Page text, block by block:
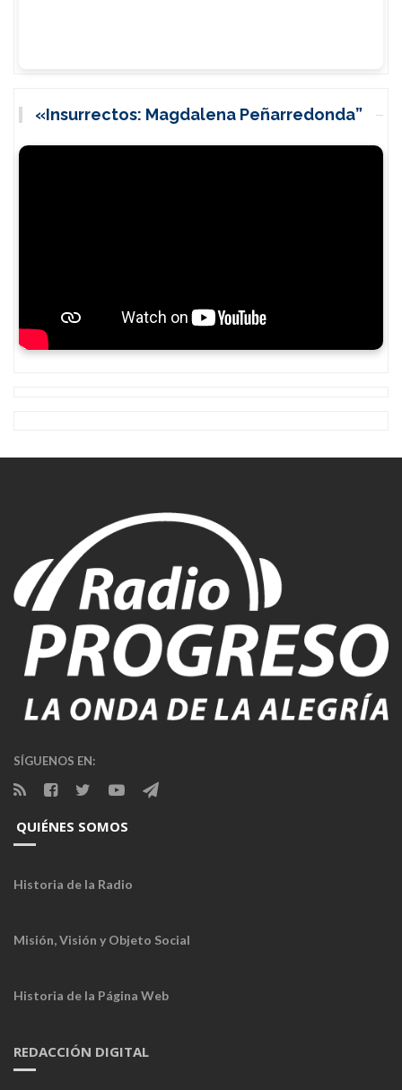
«Insurrectos: Magdalena Peñarredonda”
SÍGUENOS EN:
QUIÉNES SOMOS
Historia de la Radio
Misión, Visión y Objeto Social
Historia de la Página Web
REDACCIÓN DIGITAL